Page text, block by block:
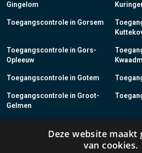
Gingelom
Toegangscontrole in Gorsem
Toegangscontrole in Gors-
Opleeuw
Toegangscontrole in Gotem
Toegangscontrole in Groot-
Gelmen
Toegangscontrole in Grote-
Deze website maakt
van cookies.